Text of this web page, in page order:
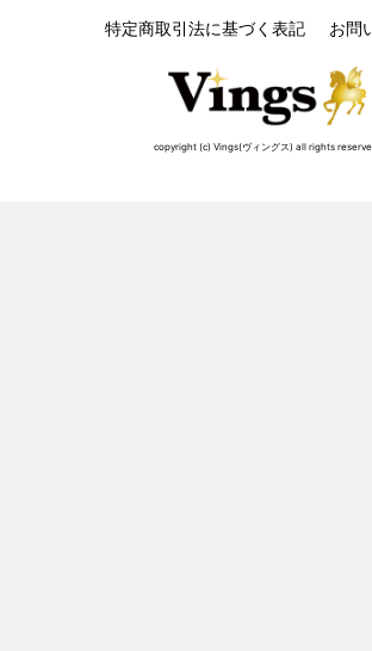
特定商取引法に基づく表記
お問
copyright (c) Vings(ヴィングス) all rights